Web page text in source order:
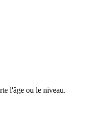
l'âge ou le niveau.